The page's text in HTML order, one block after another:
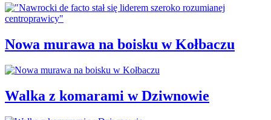
Nowa murawa na boisku w Kołbaczu
Walka z komarami w Dziwnowie